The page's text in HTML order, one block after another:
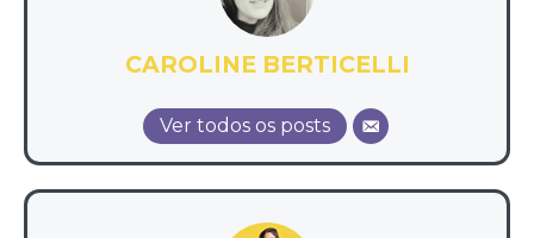
CAROLINE BERTICELLI
Ver todos os posts